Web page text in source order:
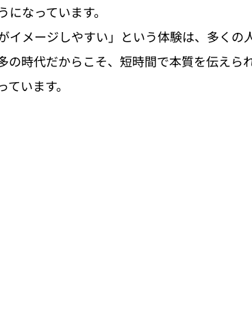
なっています。
イメージしやすい」という体験は、多くの
の時代だからこそ、短時間で本質を伝えら
います。